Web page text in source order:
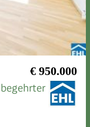
€ 950.000